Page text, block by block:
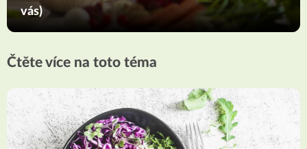
vás)
Čtěte více na toto téma